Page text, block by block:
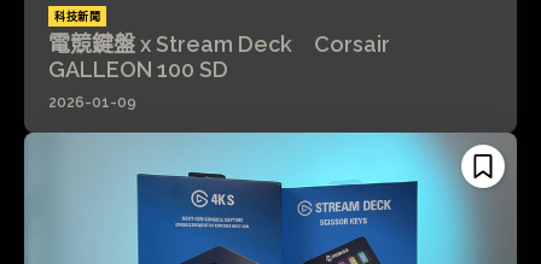
科技新聞
電競鍵盤 x Stream Deck Corsair
GALLEON 100 SD
2026-01-09